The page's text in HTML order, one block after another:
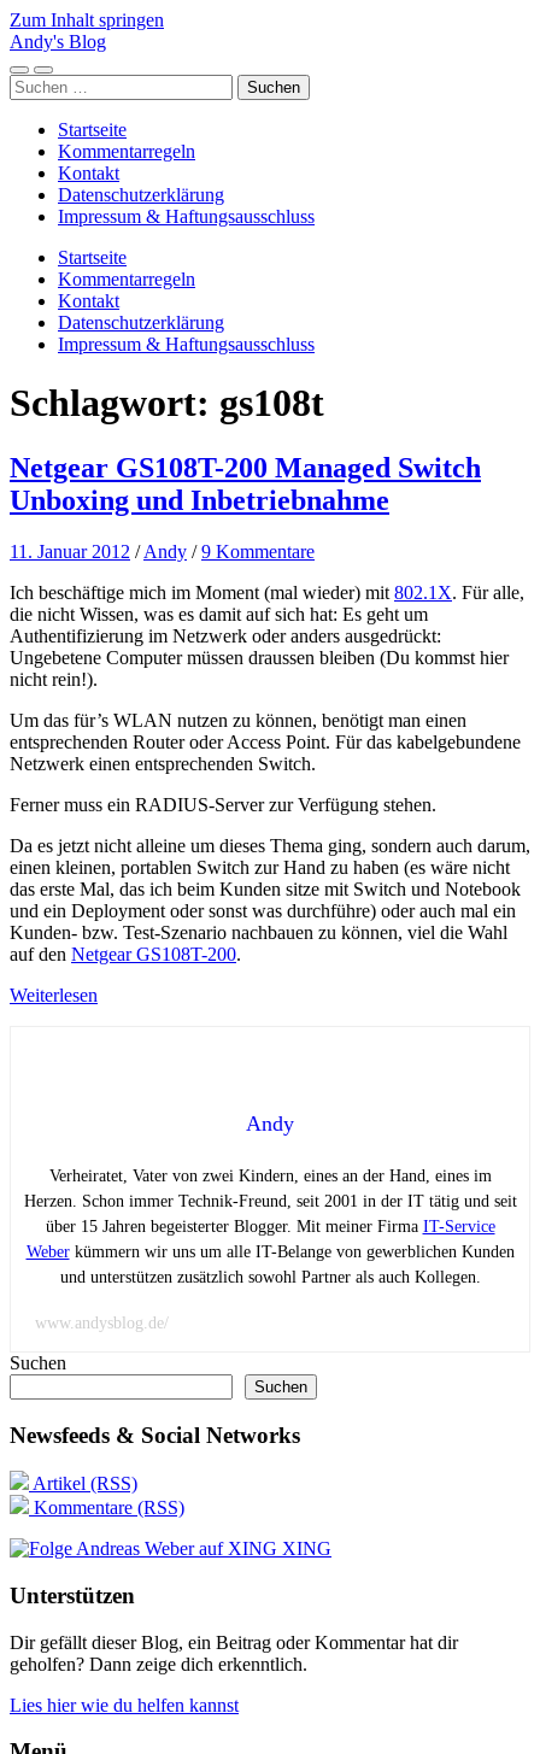
Zum Inhalt springen
Andy's Blog
Mobile-
Menü
Suchfeld
ein-/ausblenden
Suchen
nach:
Startseite
Kommentarregeln
Kontakt
Datenschutzerklärung
Impressum & Haftungsausschluss
Startseite
Kommentarregeln
Kontakt
Datenschutzerklärung
Impressum & Haftungsausschluss
Schlagwort: gs108t
Netgear GS108T-200 Managed Switch
Unboxing und Inbetriebnahme
11. Januar 2012 /Andy /9 Kommentare
Ich beschäftige mich im Moment (mal wieder) mit 802.1X. Für alle,
die nicht Wissen, was es damit auf sich hat: Es geht um
Authentifizierung im Netzwerk oder anders ausgedrückt:
Ungebetene Computer müssen draussen bleiben (Du kommst hier
nicht rein!).
Um das für’s WLAN nutzen zu können, benötigt man einen
entsprechenden Router oder Access Point. Für das kabelgebundene
Netzwerk einen entsprechenden Switch.
Ferner muss ein RADIUS-Server zur Verfügung stehen.
Da es jetzt nicht alleine um dieses Thema ging, sondern auch darum,
einen kleinen, portablen Switch zur Hand zu haben (es wäre nicht
das erste Mal, das ich beim Kunden sitze mit Switch und Notebook
und ein Deployment oder sonst was durchführe) oder auch mal ein
Kunden- bzw. Test-Szenario nachbauen zu können, viel die Wahl
auf den Netgear GS108T-200.
Weiterlesen
Andy
Verheiratet, Vater von zwei Kindern, eines an der Hand, eines im
Herzen. Schon immer Technik-Freund, seit 2001 in der IT tätig und seit
über 15 Jahren begeisterter Blogger. Mit meiner Firma IT-Service
Weberkümmern wir uns um alle IT-Belange von gewerblichen Kunden
und unterstützen zusätzlich sowohl Partner als auch Kollegen.
www.andysblog.de/
Suchen
Suchen
Newsfeeds & Social Networks
Artikel (RSS)
Kommentare (RSS)
XING
Unterstützen
Dir gefällt dieser Blog, ein Beitrag oder Kommentar hat dir
geholfen? Dann zeige dich erkenntlich.
Lies hier wie du helfen kannst